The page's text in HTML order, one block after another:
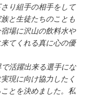
り組手の相手をして
と生徒たちのことも
場に沢山の飲料水や
てくれる真に心の優
活躍出来る選手にな
現に向け協力したく
とを決めました。私